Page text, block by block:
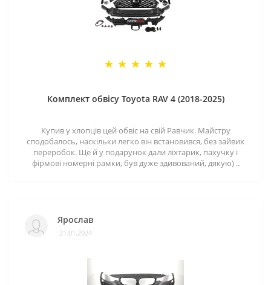
Комплект обвісу Toyota RAV 4 (2018-2025)
Купив у хлопців цей обвіс на свій Равчик. Майстру
сподобалось, наскільки легко він встановився, без зайвих
переробок. Ще й у подарунок дали ліхтарик, пахучку і
фірмові номерні рамки, був дуже здивований, дякую) ..
Ярослав
21.01.2024